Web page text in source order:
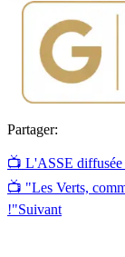
Partager:
📺 L'ASSE diffusée
📺 "Les Verts,
!"Suivant